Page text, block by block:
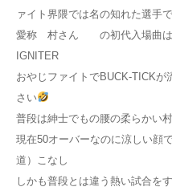
ァイト界隈では名の知れた選手
愛称 村さん の初代入場曲は
IGNITER
おやじファイトでBUCK-TICK
さい
普段は紳士でもの腰の柔らかい
現在50オーバーなのに涼しい顔
道）こなし
しかも普段とは違う熱い試合を